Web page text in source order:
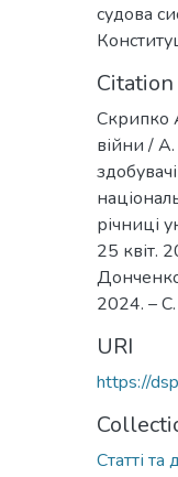
судова
Citation
Скрипко
війни / А.
річниці
25 квіт.
2024. –
URI
https://
Статті